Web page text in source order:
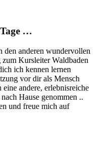
…
den anderen wundervollen
Kursleiter Waldbaden
ich kennen lernen
vor dir als Mensch
andere, erlebnisreiche
Hause genommen ..
und freue mich auf